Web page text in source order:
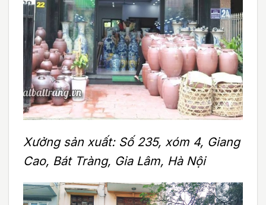
Xưởng sản xuất: Số 235, xóm 4, Giang
Cao, Bát Tràng, Gia Lâm, Hà Nội